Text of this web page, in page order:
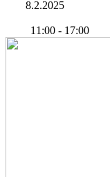
8.2.2025
11:00 - 17:00